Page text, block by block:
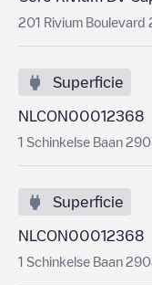
201 Rivium Boulevard
Superficie
NLCON00012368
1 Schinkelse Baan
Superficie
NLCON00012368
1 Schinkelse Baan